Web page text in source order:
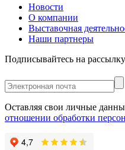
Новости
О компании
Выставочная
Наши партнеры
Подписывайтесь на
Оставляя свои личные
отношении обработки